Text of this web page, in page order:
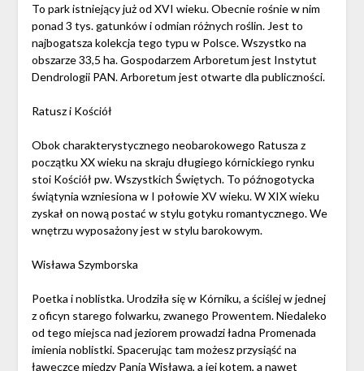
To park istniejący już od XVI wieku. Obecnie rośnie w nim
ponad 3 tys. gatunków i odmian różnych roślin. Jest to
najbogatsza kolekcja tego typu w Polsce. Wszystko na
obszarze 33,5 ha. Gospodarzem Arboretum jest Instytut
Dendrologii PAN. Arboretum jest otwarte dla publiczności.
Ratusz i Kościół
Obok charakterystycznego neobarokowego Ratusza z
początku XX wieku na skraju długiego kórnickiego rynku
stoi Kościół pw. Wszystkich Świętych. To późnogotycka
świątynia wzniesiona w I połowie XV wieku. W XIX wieku
zyskał on nową postać w stylu gotyku romantycznego. We
wnętrzu wyposażony jest w stylu barokowym.
Wisława Szymborska
Poetka i noblistka. Urodziła się w Kórniku, a ściślej w jednej
z oficyn starego folwarku, zwanego Prowentem. Niedaleko
od tego miejsca nad jeziorem prowadzi ładna Promenada
imienia noblistki. Spacerując tam możesz przysiąść na
ławeczce między Panią Wisławą, a jej kotem, a nawet